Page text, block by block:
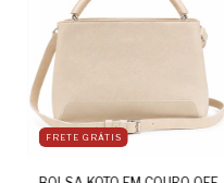
FRETE GRÁTIS